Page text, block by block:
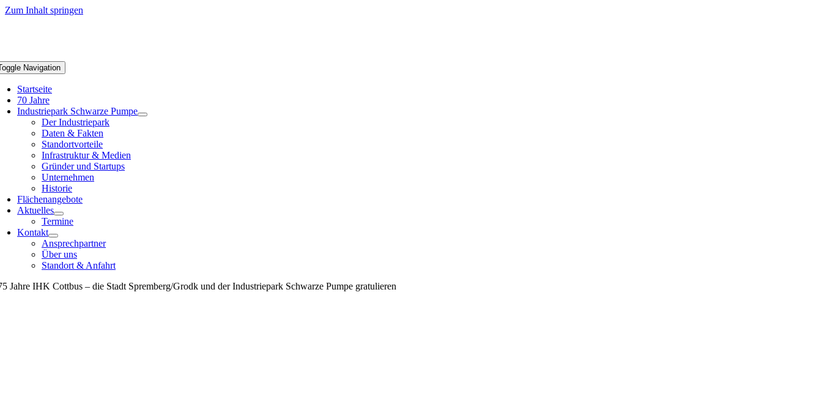
Zum Inhalt springen
Navigation
Startseite
70 Jahre
Industriepark Schwarze Pumpe
Der Industriepark
Daten & Fakten
Standortvorteile
Infrastruktur & Medien
Gründer und Startups
Unternehmen
Historie
Flächenangebote
Aktuelles
Termine
Kontakt
Ansprechpartner
Über uns
Standort & Anfahrt
Jahre IHK Cottbus – die Stadt Spremberg/Grodk und der Industriepark Schwarze Pumpe gratulieren